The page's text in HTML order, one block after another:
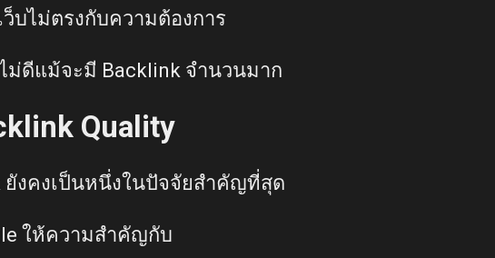
บไม่ตรงกับความต้องการ
ม่ดีแม้จะมี Backlink จำนวนมาก
Quality
ยังคงเป็นหนึ่งในปัจจัยสำคัญที่สุด
ให้ความสำคัญกับ